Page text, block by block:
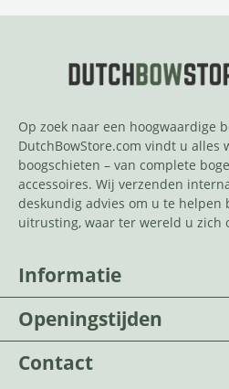
Contact
Op zoek naar een hoogwaardige
DutchBowStore.com vindt u alles
boogschieten – van complete
accessoires. Wij verzenden
deskundig advies om u te helpen
uitrusting, waar ter wereld u zich
Informatie
Openingstijden